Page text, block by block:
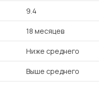
9.4
18 месяцев
Ниже среднего
Выше среднего